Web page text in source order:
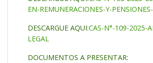
EN-REMUNERACIONES-Y-
DESCARGUE AQUI:CAS-N°-109-2025-
LEGAL
DOCUMENTOS A PRESENTAR: